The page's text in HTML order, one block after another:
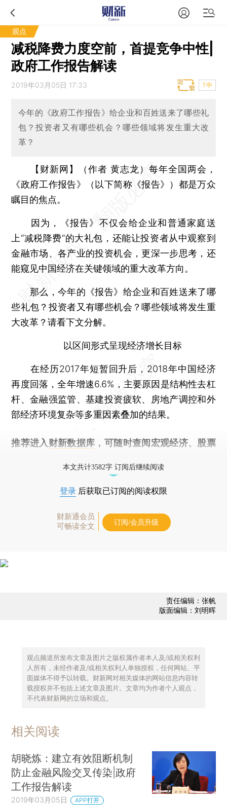
观点
减税降费力度空前，首提竞争中性|
政府工作报告解读
2019年03月05日 17:33 T中
今年的《政府工作报告》给企业和百姓送来了哪些礼
包？投资者又有哪些机会？哪些领域将发生重大改
革？
【财新网】（作者 黄志龙） 每年全国两会，
《政府工作报告》（以下简称《报告》）都是万众
瞩目的焦点。
因为，《报告》不仅会给企业和普通家庭送
上“减税降费”的大礼包，还能让投资者从中观察到
金融市场、各产业的投资机会，更深一步思考，还
能窥见中国经济在关键领域的重大改革方向。
那么，今年的《报告》给企业和百姓送来了哪
些礼包？投资者又有哪些机会？哪些领域将发生重
大改革？请看下文分解。
以区间形式呈现经济增长目标
在经历2017年短暂回升后，2018年中国经济
再度回落，全年增速6.6%，主要原因是结构性去杠
杆、金融强监管、基建投资疲软、房地产调控和外
部经济环境复杂等多重因素叠加的结果。
推荐进入 财新数据库 ，可随时查阅宏观经济、股票
本文共计3582字 订阅后继续阅读
登录 后获取已订阅的阅读权限
财新通会员
可畅读全文
订阅/会员升级
责任编辑：张帆
版面编辑：刘明晖
观点频道所发布文章及图片之版权属作者本人及/或相关权利
人所有，未经作者及/或相关权利人单独授权，任何网站、平
面媒体不得予以转载。财新网对相关媒体的网站信息内容转
载授权并不包括上述文章及图片。文章均为作者个人观点，
不代表财新网的立场和观点。
相关阅读
胡晓炼：建立有效阻断机制
防止金融风险交叉传染|政府
工作报告解读
2019年03月05日 APP打开